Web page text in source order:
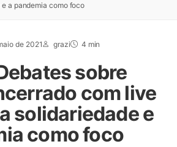
a pandemia como foco
de 2021 grazi 4 min
sobre
com live
solidariedade e
como foco